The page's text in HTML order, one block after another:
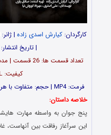
کارگردان:کیارش اسدی زاده |
| تاریخ انتشار:
تعداد قسمت
کیفیت: WEB-DL
فرمت: MP4 | حجم: متفاوت با هر کیفیت |
خلاصه داستان:
پنج جوان به واسطه مهارت
این سرآغاز رفاقت بین آنهاست،